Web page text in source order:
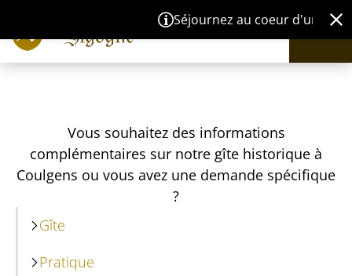
Séjournez au coeur d'un site
Vous souhaitez des informations
complémentaires sur notre gîte historique à
Coulgens ou vous avez une demande spécifique
?
Gîte
Pratique
Panneau de gestion des cookies